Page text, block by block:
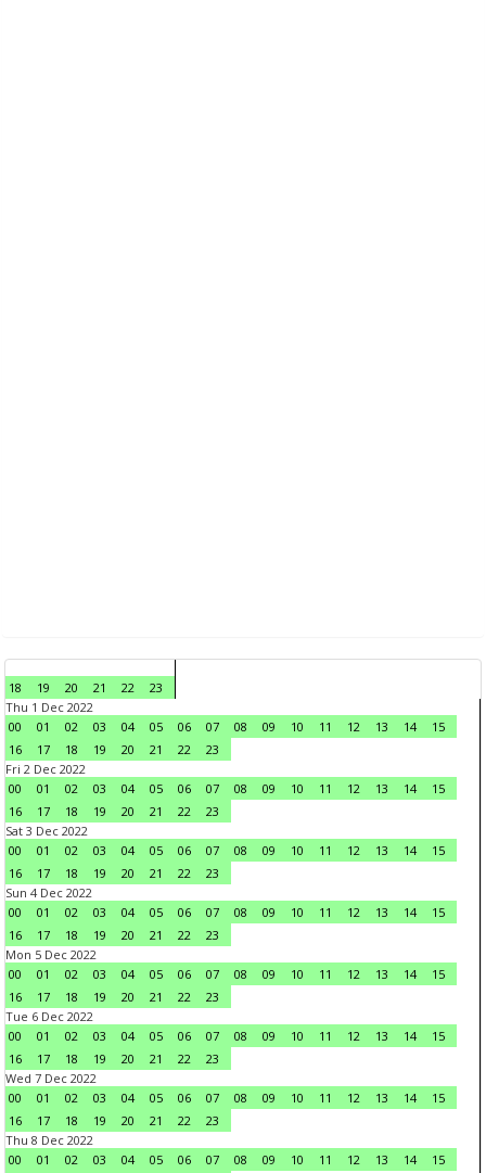
18 19 20 21 22
23
Thu 1 Dec 2022
00
01 02 03 04 05 06 07 08 09 10 11 12 13 14
15
16
17 18 19 20 21 22
23
Fri 2 Dec 2022
00
01 02 03 04 05 06 07 08 09 10 11 12 13 14
15
16
17 18 19 20 21 22
23
Sat 3 Dec 2022
00
01 02 03 04 05 06 07 08 09 10 11 12 13 14
15
16
17 18 19 20 21 22
23
Sun 4 Dec 2022
00
01 02 03 04 05 06 07 08 09 10 11 12 13 14
15
16
17 18 19 20 21 22
23
Mon 5 Dec 2022
00
01 02 03 04 05 06 07 08 09 10 11 12 13 14
15
16
17 18 19 20 21 22
23
Tue 6 Dec 2022
00
01 02 03 04 05 06 07 08 09 10 11 12 13 14
15
16
17 18 19 20 21 22
23
Wed 7 Dec 2022
00
01 02 03 04 05 06 07 08 09 10 11 12 13 14
15
16
17 18 19 20 21 22
23
Thu 8 Dec 2022
00
01 02 03 04 05 06 07 08 09 10 11 12 13 14
15